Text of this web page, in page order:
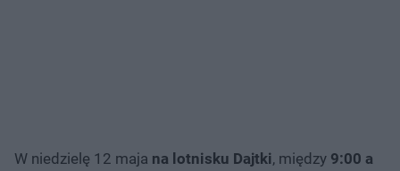
W niedzielę 12 maja na lotnisku Dajtki, między 9:00 a